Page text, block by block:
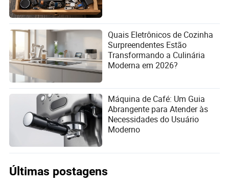
Quais Eletrônicos de Cozinha
Surpreendentes Estão
Transformando a Culinária
Moderna em 2026?
Máquina de Café: Um Guia
Abrangente para Atender às
Necessidades do Usuário
Moderno
Últimas postagens